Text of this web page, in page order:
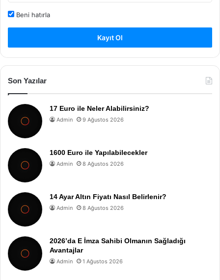
Beni hatırla
Kayıt Ol
Son Yazılar
17 Euro ile Neler Alabilirsiniz?
Admin 9 Ağustos 2026
1600 Euro ile Yapılabilecekler
Admin 8 Ağustos 2026
14 Ayar Altın Fiyatı Nasıl Belirlenir?
Admin 8 Ağustos 2026
2026’da E İmza Sahibi Olmanın Sağladığı
Avantajlar
Admin 1 Ağustos 2026